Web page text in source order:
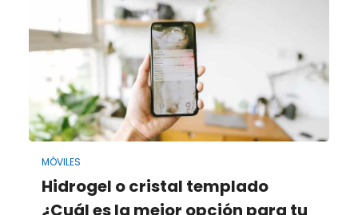
MÓVILES
Hidrogel o cristal templado
¿Cuál es la mejor opción para tu